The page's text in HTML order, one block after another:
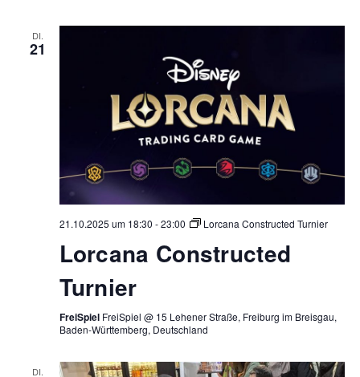
DI.
21
21.10.2025 um 18:30 -23:00 Lorcana Constructed Turnier
Lorcana Constructed
Turnier
FreiSpiel FreiSpiel @ 15 Lehener Straße, Freiburg im Breisgau,
Baden-Württemberg, Deutschland
DI.